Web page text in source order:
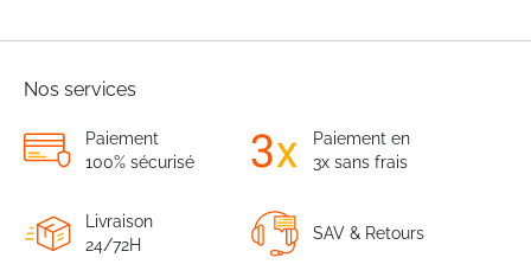
Nos services
Paiement
100% sécurisé
Paiement en
3x sans frais
Livraison
24/72H
SAV & Retours